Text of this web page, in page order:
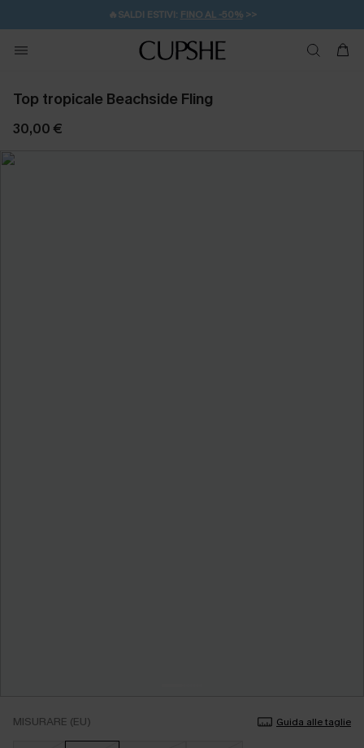
🔥SALDI ESTIVI: FINO AL -50%>>
🚚SPEDIZIONE GRATUITA DA 49€
💌REGALO PER I NUOVI: 20% DI SCONTO*
Top tropicale Beachside Fling
30,00 €
MISURARE (EU) Guida alle taglie